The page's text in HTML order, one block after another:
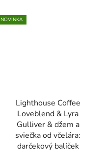
NOVINKA
Lighthouse Coffee
Loveblend & Lyra
Gulliver & džem a
sviečka od včelára:
darčekový balíček